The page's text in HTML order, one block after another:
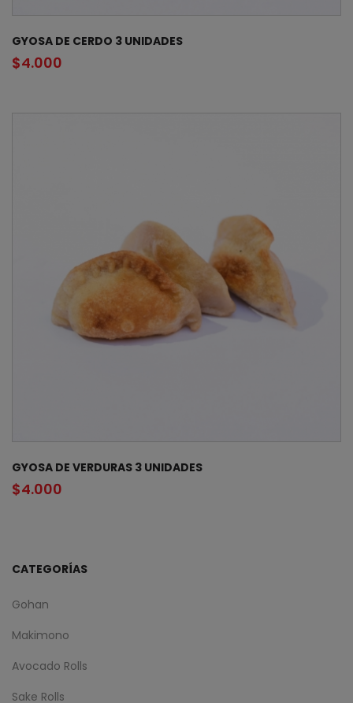
GYOSA DE CERDO 3 UNIDADES
$4.000
GYOSA DE VERDURAS 3 UNIDADES
$4.000
CATEGORÍAS
Gohan
Makimono
Avocado Rolls
Sake Rolls